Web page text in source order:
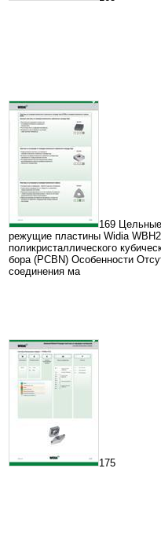
169
режущие пластины Widia
поликристаллического
бора (PCBN) Особенности
соединения ма
175